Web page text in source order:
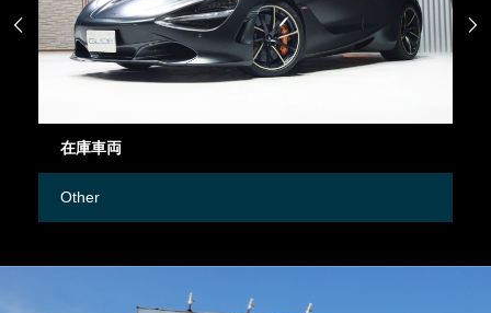
在庫車両
Other
 